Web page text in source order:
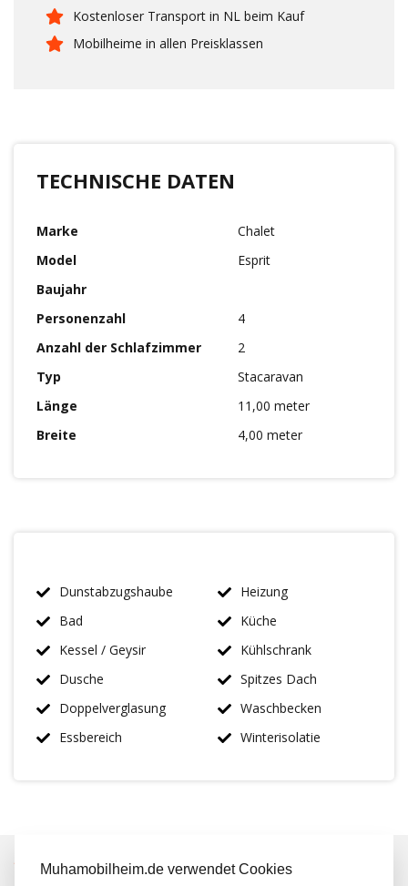
Kostenloser Transport in NL beim Kauf
Mobilheime in allen Preisklassen
TECHNISCHE DATEN
Marke
Chalet
Model
Esprit
Baujahr
Personenzahl
4
Anzahl der Schlafzimmer
2
Typ
Stacaravan
Länge
11,00 meter
Breite
4,00 meter
Dunstabzugshaube
Bad
Kessel / Geysir
Dusche
Doppelverglasung
Essbereich
Heizung
Küche
Kühlschrank
Spitzes Dach
Waschbecken
Winterisolatie
IMMER MEHR ALS 50 MAL AUF LAGER
Muhamobilheim.de verwendet Cookies